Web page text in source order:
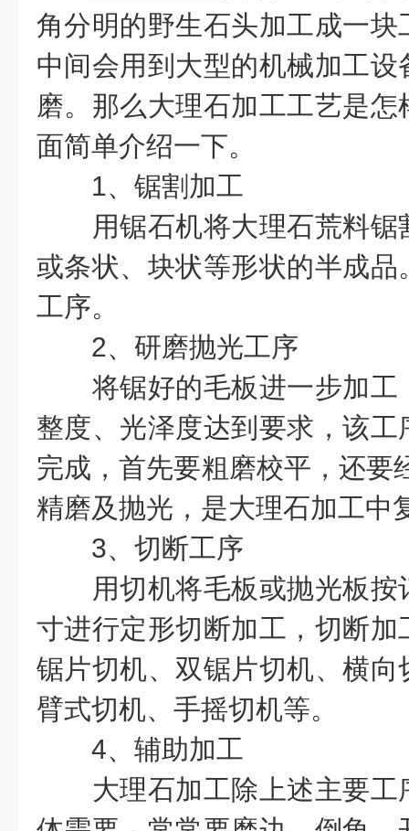
角分明的野生石头加工成一
中间会用到大型的机械加工
磨。那么大理石加工工艺是
面简单介绍一下。
1、锯割加工
用锯石机将大理石荒料锯
或条状、块状等形状的半成
工序。
2、研磨抛光工序
将锯好的毛板进一步加工
整度、光泽度达到要求，该
完成，首先要粗磨校平，还要
精磨及抛光，是大理石加工中
3、切断工序
用切机将毛板或抛光板按
寸进行定形切断加工，切断
锯片切机、双锯片切机、横
臂式切机、手摇切机等。
4、辅助加工
大理石加工除上述主要工